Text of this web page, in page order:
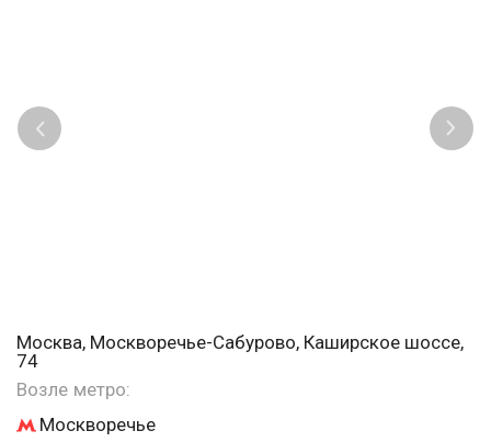
Москва, Москворечье-Сабурово, Каширское шоссе,
74
Возле метро:
Москворечье